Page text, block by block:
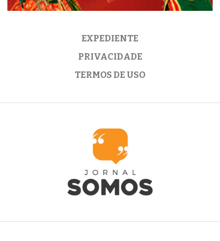
EXPEDIENTE
PRIVACIDADE
TERMOS DE USO